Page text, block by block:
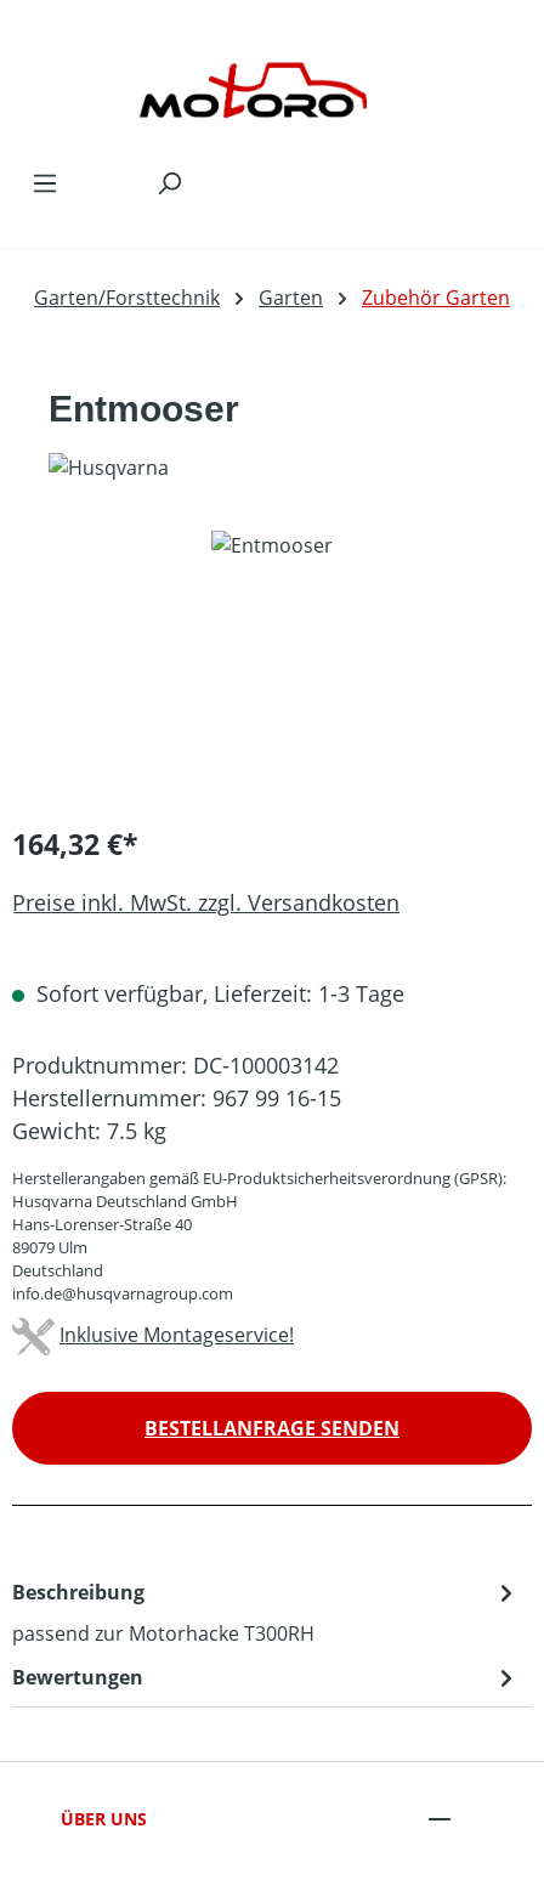
Garten/Forsttechnik Garten Zubehör Garten
Entmooser
Bildergalerie überspringen
164,32 €*
Preise inkl. MwSt. zzgl. Versandkosten
Sofort verfügbar, Lieferzeit: 1-3 Tage
Produktnummer: DC-100003142
Herstellernummer: 967 99 16-15
Gewicht: 7.5 kg
Herstellerangaben gemäß EU-Produktsicherheitsverordnung (GPSR):
Husqvarna Deutschland GmbH
Hans-Lorenser-Straße 40
89079 Ulm
Deutschland
info.de@husqvarnagroup.com
Inklusive Montageservice!
BESTELLANFRAGE SENDEN
Beschreibung
passend zur Motorhacke T300RH
Bewertungen
ÜBER UNS